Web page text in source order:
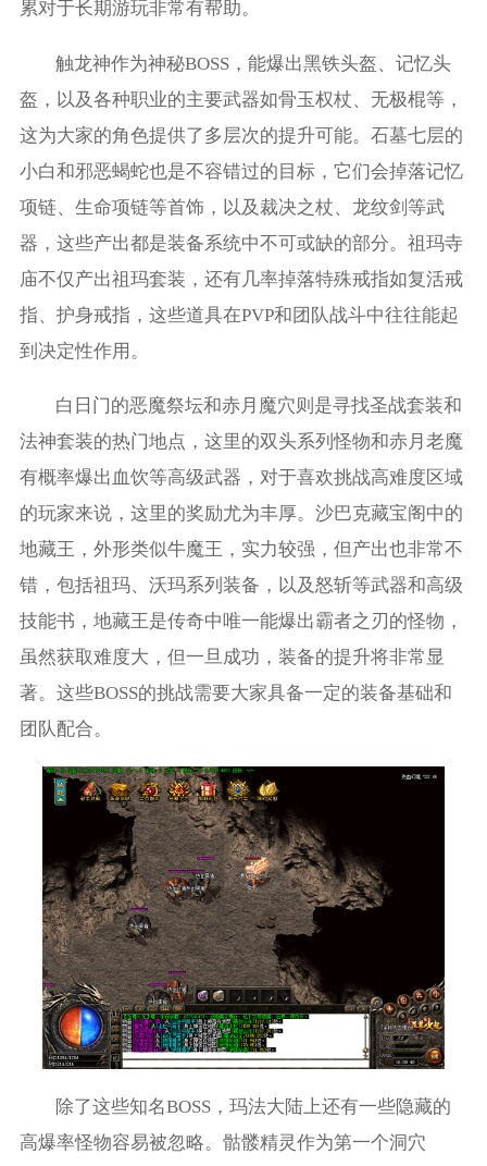
累对于长期游玩非常有帮助。
触龙神作为神秘BOSS，能爆出黑铁头盔、记忆头
盔，以及各种职业的主要武器如骨玉权杖、无极棍等，
这为大家的角色提供了多层次的提升可能。石墓七层的
小白和邪恶蝎蛇也是不容错过的目标，它们会掉落记忆
项链、生命项链等首饰，以及裁决之杖、龙纹剑等武
器，这些产出都是装备系统中不可或缺的部分。祖玛寺
庙不仅产出祖玛套装，还有几率掉落特殊戒指如复活戒
指、护身戒指，这些道具在PVP和团队战斗中往往能起
到决定性作用。
白日门的恶魔祭坛和赤月魔穴则是寻找圣战套装和
法神套装的热门地点，这里的双头系列怪物和赤月老魔
有概率爆出血饮等高级武器，对于喜欢挑战高难度区域
的玩家来说，这里的奖励尤为丰厚。沙巴克藏宝阁中的
地藏王，外形类似牛魔王，实力较强，但产出也非常不
错，包括祖玛、沃玛系列装备，以及怒斩等武器和高级
技能书，地藏王是传奇中唯一能爆出霸者之刃的怪物，
虽然获取难度大，但一旦成功，装备的提升将非常显
著。这些BOSS的挑战需要大家具备一定的装备基础和
团队配合。
除了这些知名BOSS，玛法大陆上还有一些隐藏的
高爆率怪物容易被忽略。骷髅精灵作为第一个洞穴